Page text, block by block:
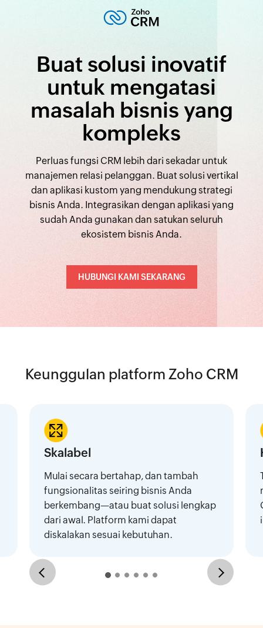
Buat solusi inovatif
untuk mengatasi
masalah bisnis yang
kompleks
Perluas fungsi CRM lebih dari sekadar untuk
manajemen relasi pelanggan. Buat solusi vertikal
dan aplikasi kustom yang mendukung strategi
bisnis Anda. Integrasikan dengan aplikasi yang
sudah Anda gunakan dan satukan seluruh
ekosistem bisnis Anda.
HUBUNGI KAMI SEKARANG
Keunggulan platform Zoho CRM
Skalabel
Mulai secara bertahap, dan tambah
fungsionalitas seiring bisnis Anda
berkembang—atau buat solusi lengkap
dari awal. Platform kami dapat
diskalakan sesuai kebutuhan.